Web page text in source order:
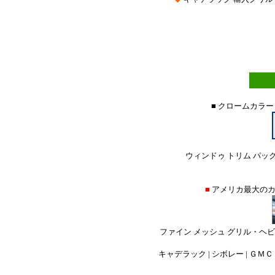
■ クロームカラ
ウィンドゥ トリム パッ
■ アメリカ最大の
ファイン メッシュ グリル・ヘ
キャデラック | シボレー | ＧＭ